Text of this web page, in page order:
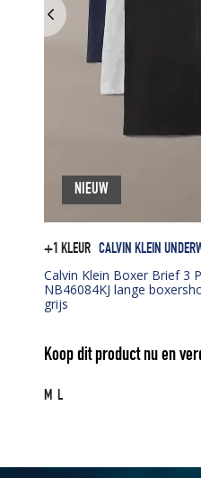
+1 KLEUR CALVIN KLEIN
Calvin Klein Boxer Brief 3
NB46084KJ lange
grijs
Koop dit product nu en
M L
NIEUW